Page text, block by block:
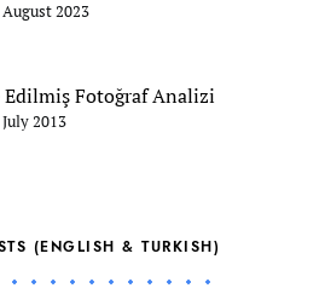
2023
Fotoğraf Analizi
2013
(ENGLISH & TURKISH)